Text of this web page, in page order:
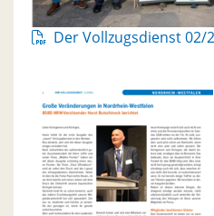
Der Vollzugsdienst 02/